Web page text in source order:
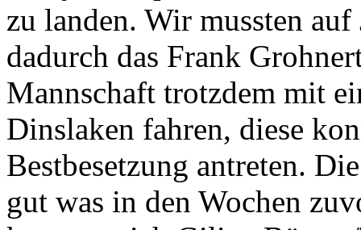
zu landen. Wir mussten
dadurch das Frank
Mannschaft trotzdem mit
Dinslaken fahren, diese
Bestbesetzung antreten.
gut was in den Wochen